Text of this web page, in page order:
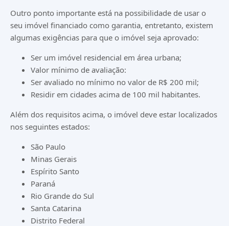
Outro ponto importante está na possibilidade de usar o
seu imóvel financiado como garantia, entretanto, existem
algumas exigências para que o imóvel seja aprovado:
Ser um imóvel residencial em área urbana;
Valor mínimo de avaliação:
Ser avaliado no mínimo no valor de R$ 200 mil;
Residir em cidades acima de 100 mil habitantes.
Além dos requisitos acima, o imóvel deve estar localizados
nos seguintes estados:
São Paulo
Minas Gerais
Espírito Santo
Paraná
Rio Grande do Sul
Santa Catarina
Distrito Federal